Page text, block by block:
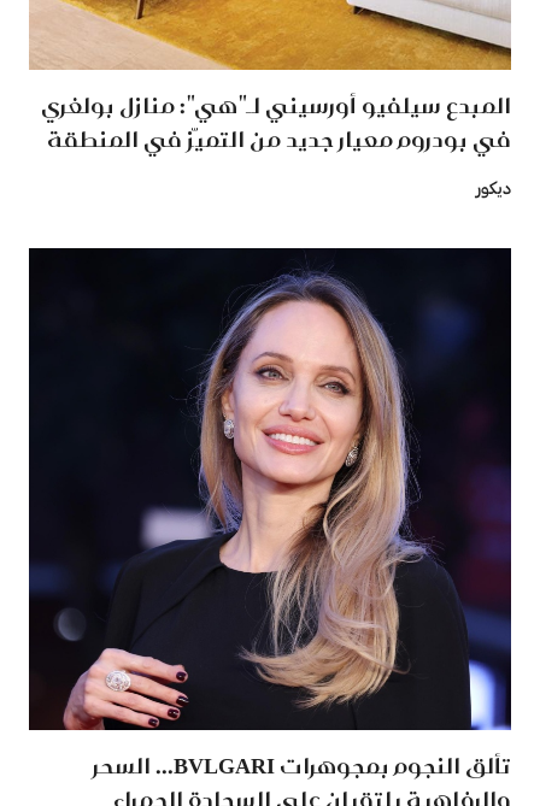
المبدع سيلفيو أورسيني لـ"هي": منازل بولغري
في بودروم معيار جديد من التميّز في المنطقة
ديكور
تألق النجوم بمجوهرات BVLGARI... السحر